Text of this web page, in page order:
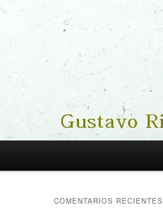
COMENTARIOS RECIENTES